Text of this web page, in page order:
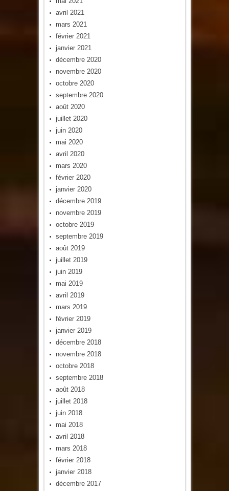
avril 2021
mars 2021
février 2021
janvier 2021
décembre 2020
novembre 2020
octobre 2020
septembre 2020
août 2020
juillet 2020
juin 2020
mai 2020
avril 2020
mars 2020
février 2020
janvier 2020
décembre 2019
novembre 2019
octobre 2019
septembre 2019
août 2019
juillet 2019
juin 2019
mai 2019
avril 2019
mars 2019
février 2019
janvier 2019
décembre 2018
novembre 2018
octobre 2018
septembre 2018
août 2018
juillet 2018
juin 2018
mai 2018
avril 2018
mars 2018
février 2018
janvier 2018
décembre 2017